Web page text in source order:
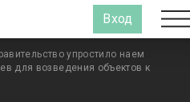
Вход
упростило наем
для возведения объектов к